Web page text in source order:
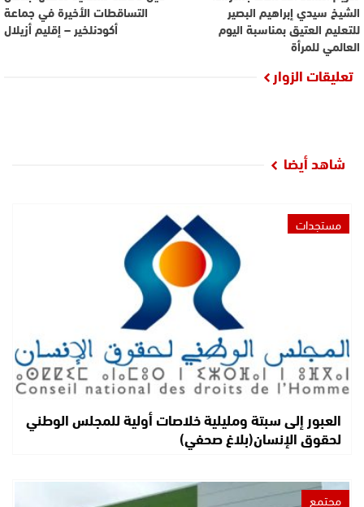
الشيخ سيدي إبراهيم البصير
للتعليم العتيق بمناسبة اليوم
العالمي للمرأة
التساقطات الأخيرة في جماعة
أكودنلخير – إقليم أزيلال
تعليقات الزوار
شاهد أيضا
مستجدات
العبور إلى سبتة ومليلية خلاصات أولية للمجلس الوطني
لحقوق الإنسان(بلاغ صحفي)
مجتمع